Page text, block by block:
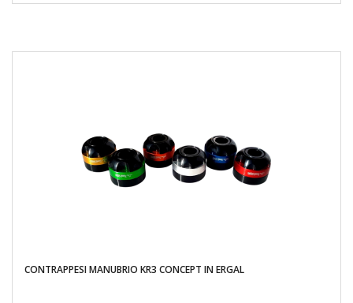
CONTRAPPESI MANUBRIO KR3 CONCEPT IN ERGAL